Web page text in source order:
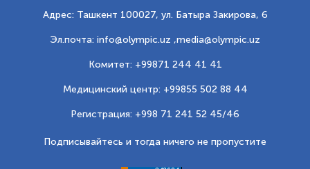
Адрес: Ташкент 100027, ул. Батыра Закирова, 6
Эл.почта: info@olympic.uz ,media@olympic.uz
Комитет: +99871 244 41 41
Медицинский центр: +99855 502 88 44
Регистрация: +998 71 241 52 45/46
Подписывайтесь и тогда ничего не пропустите